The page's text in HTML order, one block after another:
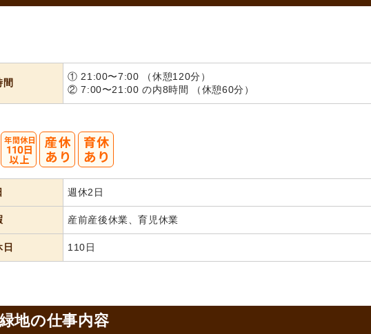
間
① 21:00〜7:00 （休憩120分）
② 7:00〜21:00 の内8時間 （休憩60分）
週休2日
産前産後休業、育児休業
110日
地の仕事内容